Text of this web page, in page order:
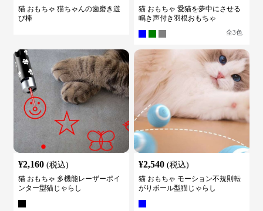
猫 おもちゃ 猫ちゃんの歯磨き遊
び棒
猫 おもちゃ 愛猫を夢中にさせる
鳴き声付き羽根おもちゃ
全3色
¥2,160 (税込)
猫 おもちゃ 多機能レーザーポイ
ンター型猫じゃらし
¥2,540 (税込)
猫 おもちゃ モーション不規則転
がりボール型猫じゃらし